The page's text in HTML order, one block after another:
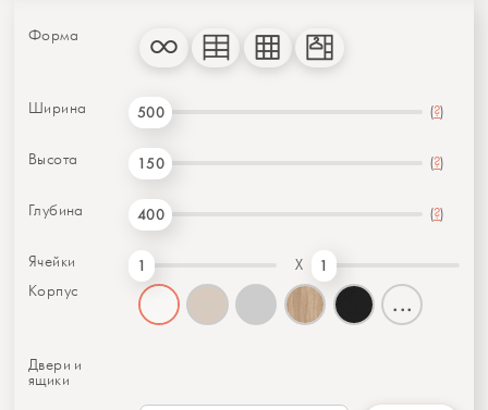
Форма
Ширина 500 (?)
Высота 150 (?)
Глубина 400 (?)
Ячейки 1 X 1
Корпус ...
Двери и
ящики